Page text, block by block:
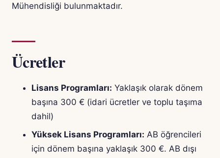
Mühendisliği bulunmaktadır.
Ücretler
Lisans Programları: Yaklaşık olarak dönem
başına 300 € (idari ücretler ve toplu taşıma
dahil)
Yüksek Lisans Programları: AB öğrencileri
için dönem başına yaklaşık 300 €. AB dışı